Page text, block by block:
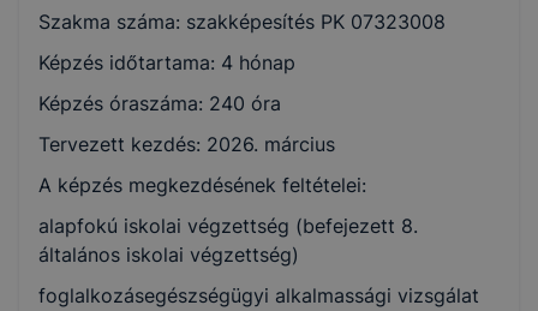
Szakma száma: szakképesítés PK 07323008
Képzés időtartama: 4 hónap
Képzés óraszáma: 240 óra
Tervezett kezdés: 2026. március
A képzés megkezdésének feltételei:
alapfokú iskolai végzettség (befejezett 8.
általános iskolai végzettség)
foglalkozásegészségügyi alkalmassági vizsgálat